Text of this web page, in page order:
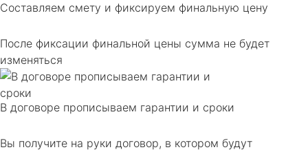
Составляем смету и фиксируем финальную цену
После фиксации финальной цены сумма не будет
изменяться
В договоре прописываем гарантии и сроки
Вы получите на руки договор, в котором будут